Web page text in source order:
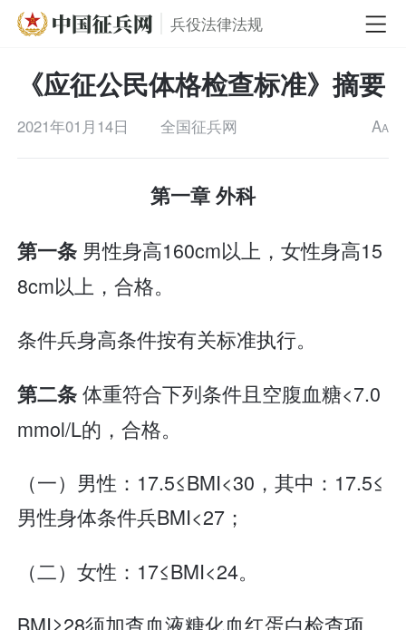
兵役法律法规
《应征公民体格检查标准》摘要
2021年01月14日 全国征兵网 AA
第一章 外科
第一条 男性身高160cm以上，女性身高15
8cm以上，合格。
条件兵身高条件按有关标准执行。
第二条体重符合下列条件且空腹血糖<7.0
mmol/L的，合格。
（一）男性：17.5≤BMI<30，其中：17.5≤
男性身体条件兵BMI<27；
（二）女性：17≤BMI<24。